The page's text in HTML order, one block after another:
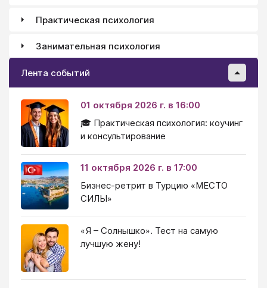
Практическая психология
Занимательная психология
Лента событий
01 октября 2026 г. в 16:00
🎓 Практическая психология: коучинг
и консультирование
11 октября 2026 г. в 17:00
Бизнес-ретрит в Турцию «МЕСТО
СИЛЫ»
«Я – Солнышко». Тест на самую
лучшую жену!